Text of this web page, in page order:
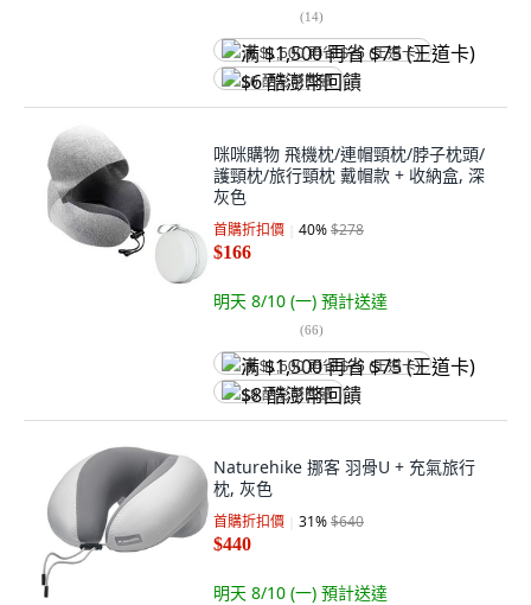
(14)
满 $1,500 再省 $75 (王道卡)
$6 酷澎幣回饋
咪咪購物 飛機枕/連帽頸枕/脖子枕頭/
護頸枕/旅行頸枕 戴帽款 + 收納盒, 深
灰色
首購折扣價 40%$278
$166
明天 8/10 (一) 預計送達
(66)
满 $1,500 再省 $75 (王道卡)
$8 酷澎幣回饋
Naturehike 挪客 羽骨U + 充氣旅行
枕, 灰色
首購折扣價 31%$640
$440
明天 8/10 (一) 預計送達